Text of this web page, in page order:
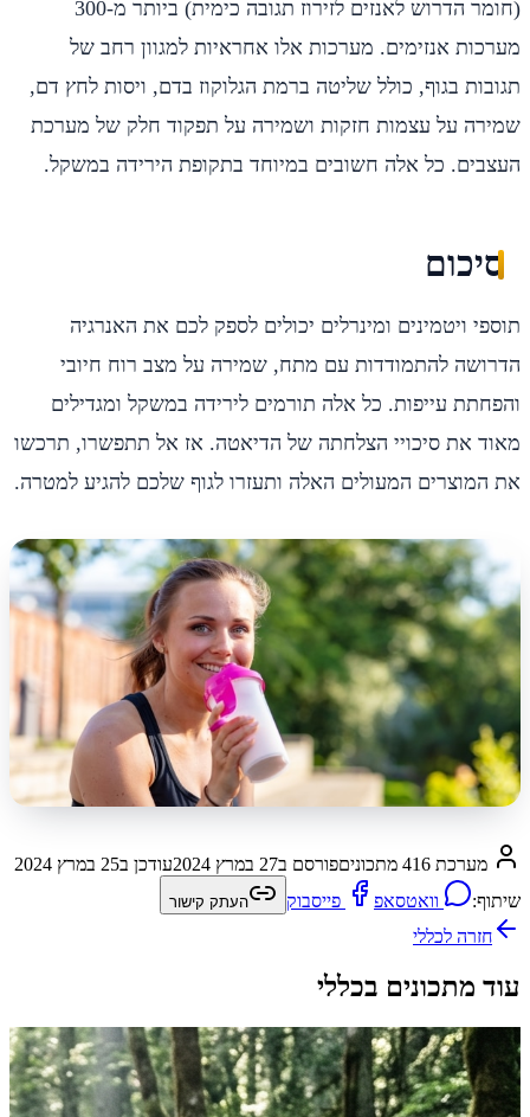
(חומר הדרוש לאנזים לזירוז תגובה כימית) ביותר מ-300
מערכות אנזימים. מערכות אלו אחראיות למגוון רחב של
תגובות בגוף, כולל שליטה ברמת הגלוקוז בדם, ויסות לחץ דם,
שמירה על עצמות חזקות ושמירה על תפקוד חלק של מערכת
העצבים. כל אלה חשובים במיוחד בתקופת הירידה במשקל.
סיכום
תוספי ויטמינים ומינרלים יכולים לספק לכם את האנרגיה
הדרושה להתמודדות עם מתח, שמירה על מצב רוח חיובי
והפחתת עייפות. כל אלה תורמים לירידה במשקל ומגדילים
מאוד את סיכויי הצלחתה של הדיאטה. אז אל תתפשרו, תרכשו
את המוצרים המעולים האלה ותעזרו לגוף שלכם להגיע למטרה.
מערכת 416 מתכונים פורסם ב27 במרץ 2024 עודכן ב25 במרץ 2024
שיתוף:
וואטסאפ פייסבוק העתק קישור
חזרה לכללי
עוד מתכונים בכללי